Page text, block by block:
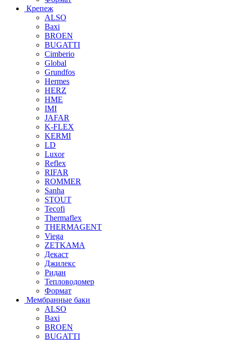
Крепеж
ALSO
Baxi
BROEN
BUGATTI
Cimberio
Global
Grundfos
Hermes
HERZ
HME
IMI
JAFAR
K-FLEX
KERMI
LD
Luxor
Reflex
RIFAR
ROMMER
Sanha
STOUT
Tecofi
Thermaflex
THERMAGENT
Viega
ZETKAMA
Декаст
Джилекс
Ридан
Тепловодомер
Формат
Мембранные баки
ALSO
Baxi
BROEN
BUGATTI